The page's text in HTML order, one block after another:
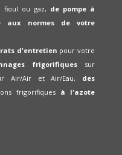
fioul ou gaz, de pompe à
aux normes de votre
d'entretien pour votre
frigorifiquessur
Air/Air et Air/Eau, des
frigorifiques à l'azote